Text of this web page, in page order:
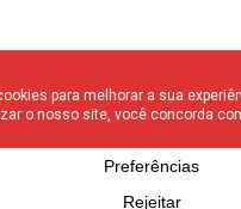
– Todos os direitos reservados